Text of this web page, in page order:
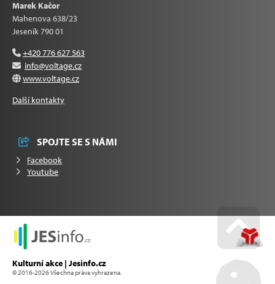
Marek Kačor
Mahenova 638/23
Jeseník 790 01
+420 776 627 563
info@voltage.cz
www.voltage.cz
Další kontakty
SPOJTE SE S NÁMI
Facebook
Youtube
Kulturní akce | Jesinfo.cz
© 2016-2026 Všechna práva vyhrazena. Go